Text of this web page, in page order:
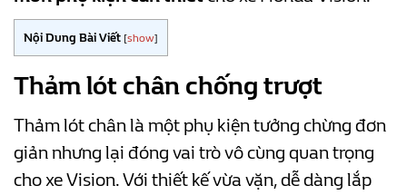
Nội Dung Bài Viết [show]
Thảm lót chân chống trượt
Thảm lót chân là một phụ kiện tưởng chừng đơn
giản nhưng lại đóng vai trò vô cùng quan trọng
cho xe Vision. Với thiết kế vừa vặn, dễ dàng lắp